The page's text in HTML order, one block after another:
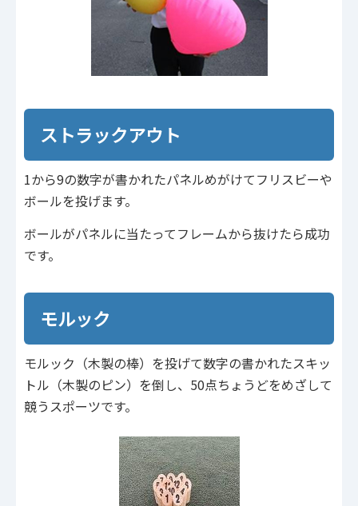
ストラックアウト
1から9の数字が書かれたパネルめがけてフリスビーや
ボールを投げます。
ボールがパネルに当たってフレームから抜けたら成功
です。
モルック
モルック（木製の棒）を投げて数字の書かれたスキッ
トル（木製のピン）を倒し、50点ちょうどをめざして
競うスポーツです。